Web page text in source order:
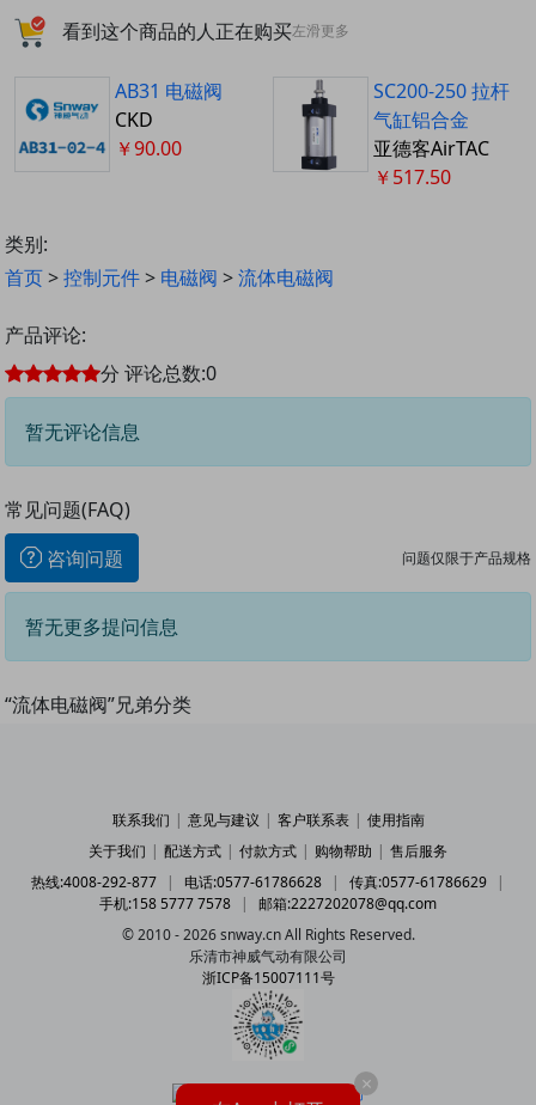
看到这个商品的人正在购买左滑更多
AB31 电磁阀
CKD
￥90.00
SC200-250 拉杆
气缸铝合金
亚德客AirTAC
￥517.50
类别:
首页>控制元件> 电磁阀 >流体电磁阀
产品评论:
分 评论总数:0
暂无评论信息
常见问题(FAQ)
咨询问题
问题仅限于产品规格
暂无更多提问信息
“流体电磁阀”兄弟分类
联系我们 | 意见与建议 | 客户联系表 | 使用指南
关于我们 | 配送方式 | 付款方式 | 购物帮助 | 售后服务
热线:4008-292-877
| 电话:0577-61786628 | 传真:0577-61786629
|
手机:158 5777 7578
|
邮箱:2227202078@qq.com
© 2010 - 2026 snway.cn All Rights Reserved.
乐清市神威气动有限公司
浙ICP备15007111号
×